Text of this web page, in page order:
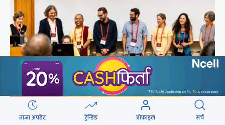
ताजा अपडेट ट्रेन्डिङ प्रोफाइल सर्च